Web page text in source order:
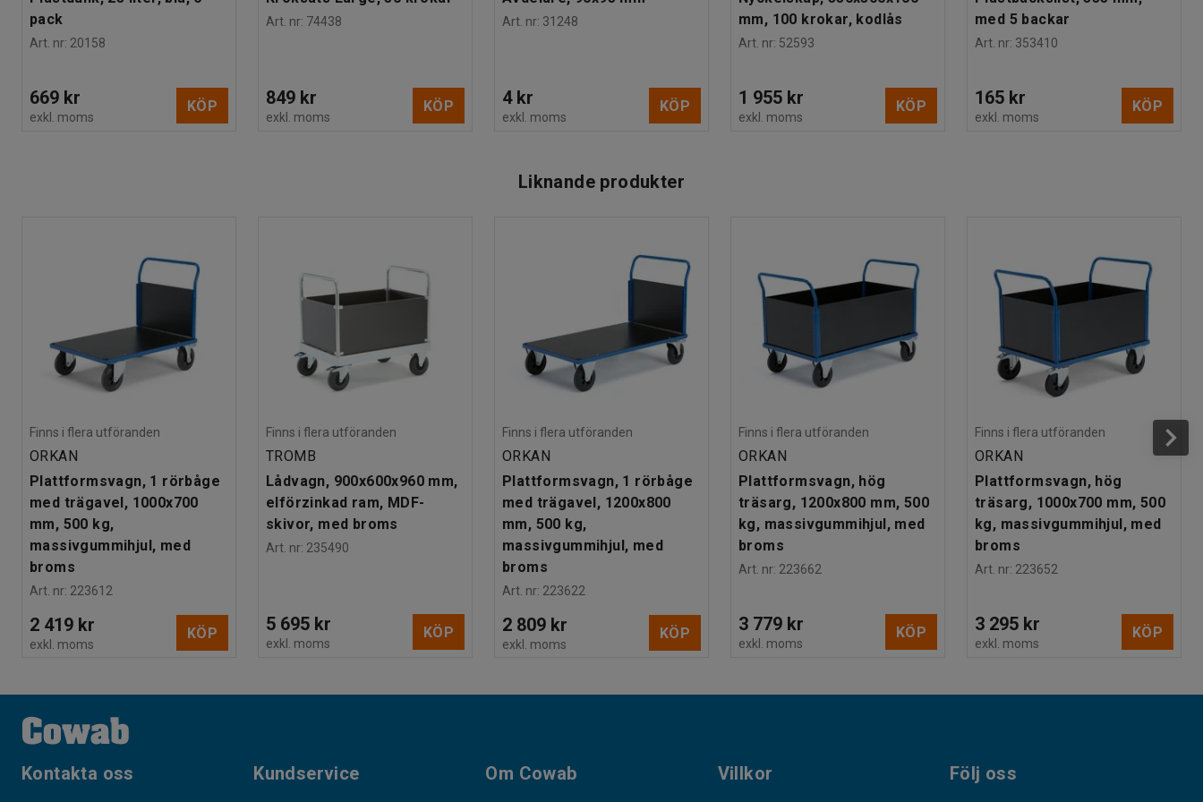
pack
Art. nr: 20158
669 kr
exkl. moms
KÖP
Art. nr: 74438
849 kr
exkl. moms
KÖP
Art. nr: 31248
4 kr
exkl. moms
KÖP
mm, 100 krokar, kodlås
Art. nr: 52593
1 955 kr
exkl. moms
KÖP
med 5 backar
Art. nr: 353410
165 kr
exkl. moms
KÖP
Liknande produkter
Finns i flera utföranden
ORKAN
Plattformsvagn, 1 rörbåge
med trägavel, 1000x700
mm, 500 kg,
massivgummihjul, med
broms
Art. nr: 223612
2 419 kr
exkl. moms
KÖP
Finns i flera utföranden
TROMB
Lådvagn, 900x600x960 mm,
elförzinkad ram, MDF-
skivor, med broms
Art. nr: 235490
5 695 kr
exkl. moms
KÖP
Finns i flera utföranden
ORKAN
Plattformsvagn, 1 rörbåge
med trägavel, 1200x800
mm, 500 kg,
massivgummihjul, med
broms
Art. nr: 223622
2 809 kr
exkl. moms
KÖP
Finns i flera utföranden
ORKAN
Plattformsvagn, hög
träsarg, 1200x800 mm, 500
kg, massivgummihjul, med
broms
Art. nr: 223662
3 779 kr
exkl. moms
KÖP
Finns i flera utföranden
ORKAN
Plattformsvagn, hög
träsarg, 1000x700 mm, 500
kg, massivgummihjul, med
broms
Art. nr: 223652
3 295 kr
exkl. moms
KÖP
Kontakta oss Kundservice Om Cowab Villkor Följ oss